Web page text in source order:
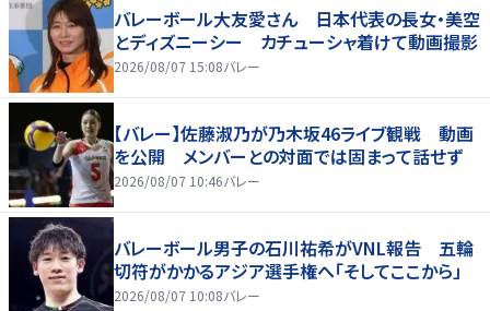
バレーボール大友愛さん 日本代表の長女・美空
とディズニーシー カチューシャ着けて動画撮影
2026/08/07 15:08バレー
【バレー】佐藤淑乃が乃木坂46ライブ観戦 動画
を公開 メンバーとの対面では固まって話せず
2026/08/07 10:46バレー
バレーボール男子の石川祐希がVNL報告 五輪
切符がかかるアジア選手権へ「そしてここから」
2026/08/07 10:08バレー